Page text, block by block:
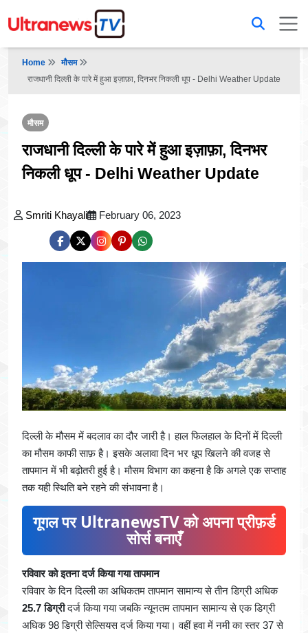
Home
मौसम
राजधानी दिल्ली के पारे में हुआ इज़ाफ़ा, दिनभर निकली धूप - Delhi Weather Update
मौसम
राजधानी दिल्ली के पारे में हुआ इज़ाफ़ा, दिनभर
निकली धूप - Delhi Weather Update
Smriti Khayali February 06, 2023
दिल्ली के मौसम में बदलाव का दौर जारी है। हाल फिलहाल के दिनों में दिल्ली
का मौसम काफी साफ़ है। इसके अलावा दिन भर धूप खिलने की वजह से
तापमान में भी बढ़ोतरी हुई है। मौसम विभाग का कहना है कि अगले एक सप्ताह
तक यही स्थिति बने रहने की संभावना है।
गूगल पर UltranewsTV को अपना प्रीफ़र्ड
सोर्स बनाएँ
रविवार को इतना दर्ज किया गया तापमान
रविवार के दिन दिल्ली का अधिकतम तापमान सामान्य से तीन डिग्री अधिक
25.7 डिग्रीदर्ज किया गया जबकि न्यूनतम तापमान सामान्य से एक डिग्री
अधिक 98 डिग्री सेल्सियस दर्ज किया गया। वहीं हवा में नमी का स्तर 37 से